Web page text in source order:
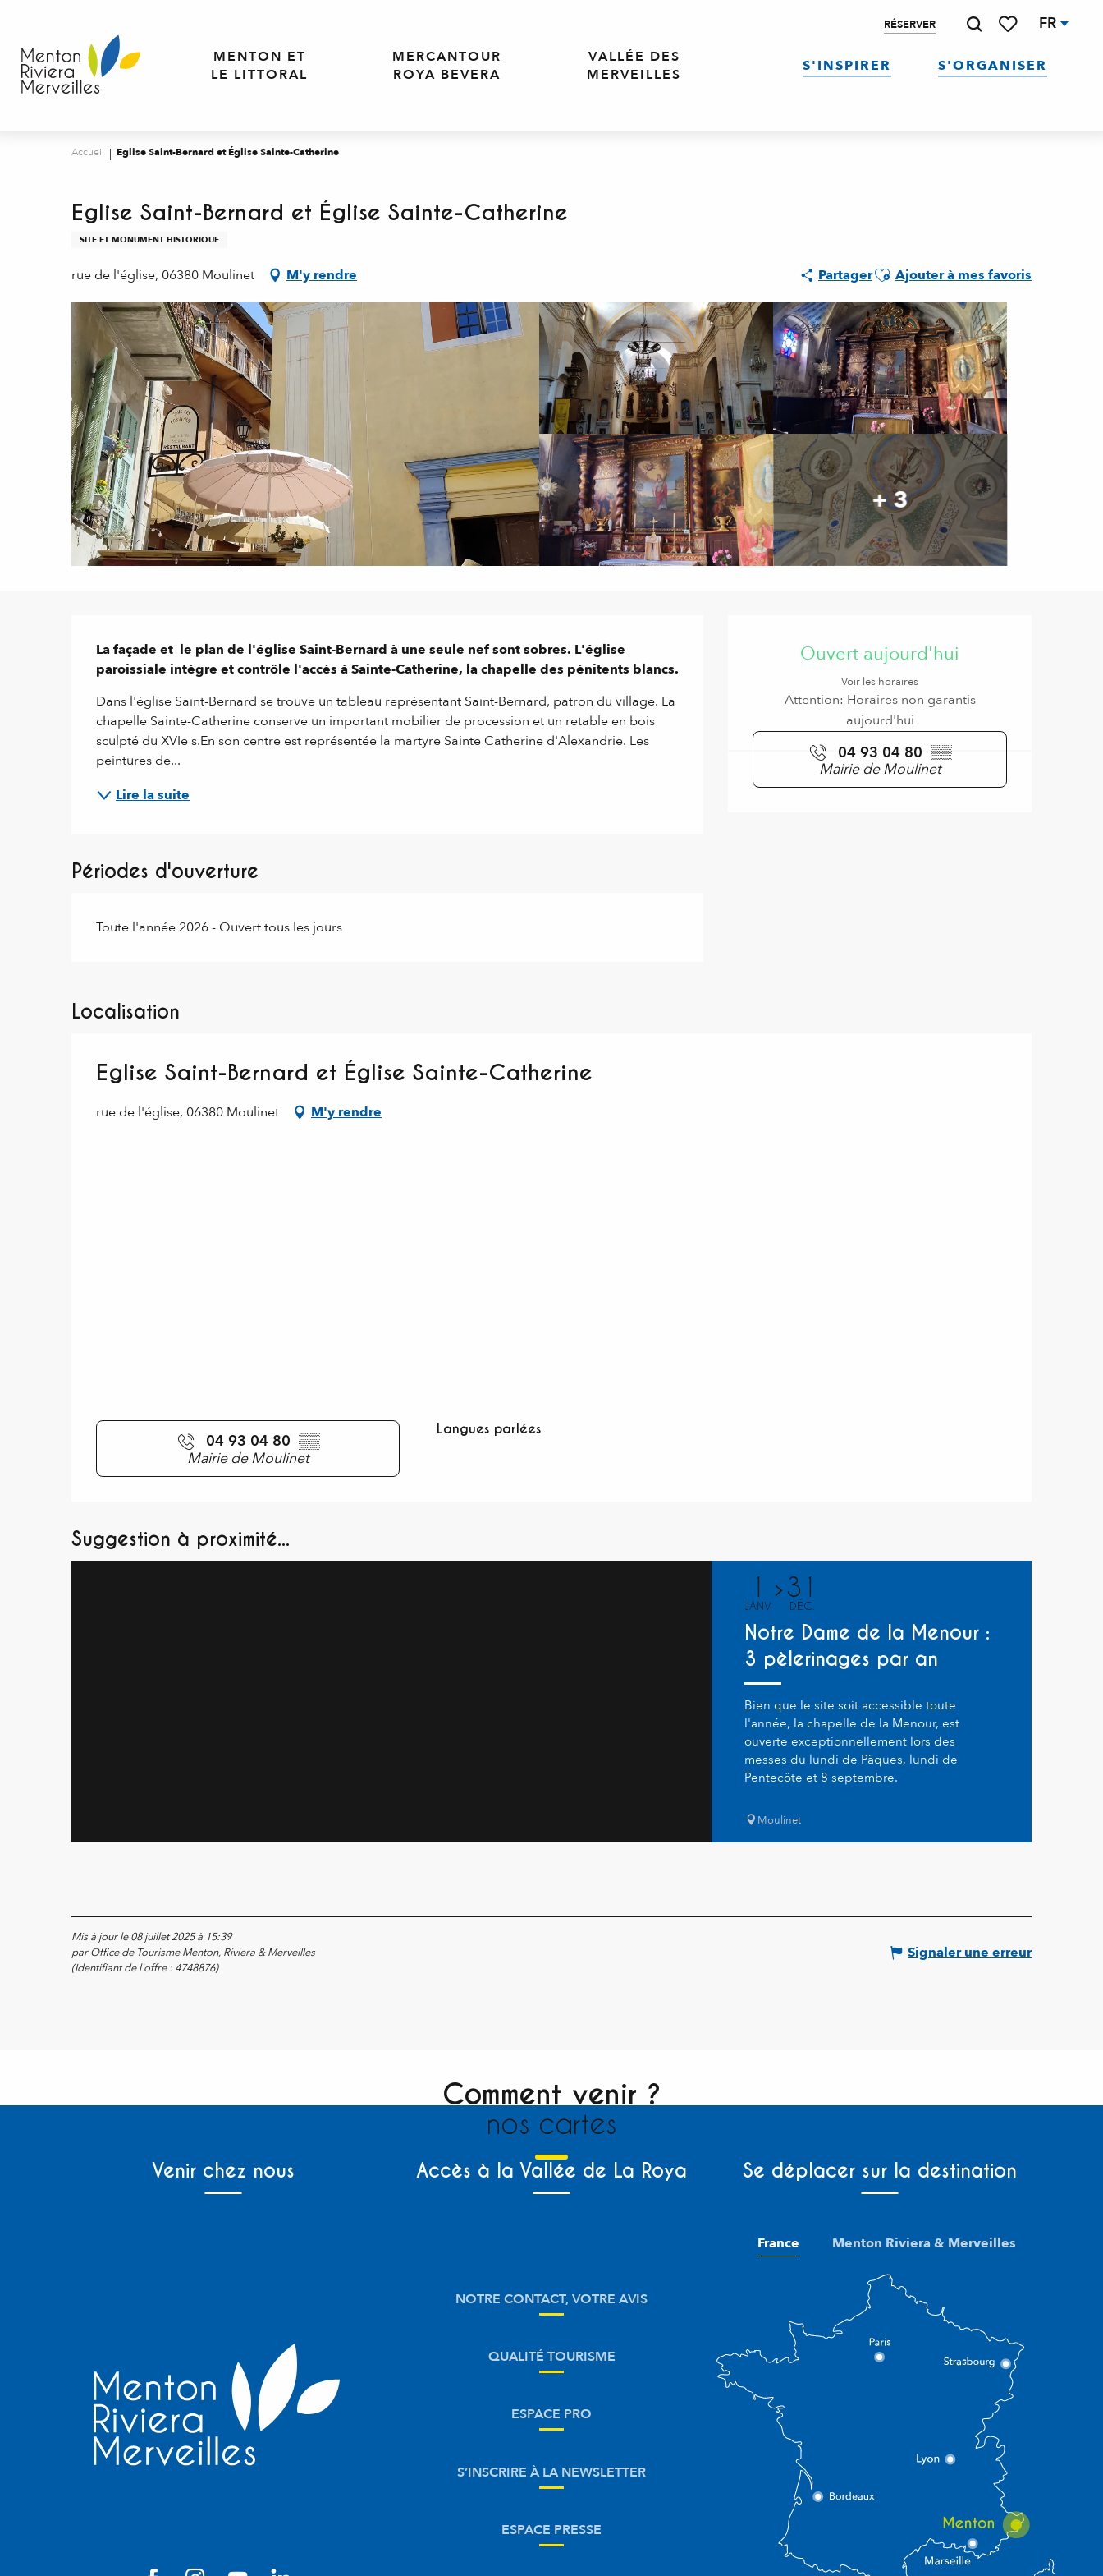
contenu
principal
RÉSERVER FR
MENTON ET
LE LITTORAL
MERCANTOUR
ROYA BEVERA
VALLÉE DES
MERVEILLES
S'INSPIRER S'ORGANISER
Accueil Eglise Saint-Bernard et Église Sainte-Catherine
Eglise Saint-Bernard et Église Sainte-Catherine
SITE ET MONUMENT HISTORIQUE
rue de l'église, 06380 Moulinet M'y rendre PartagerAjouter aux favoris
Ajouter à mes favoris
+ 3
Ouvert aujourd'hui
Voir les horaires
Attention: Horaires non garantis
aujourd'hui
04 93 04 80 ▒▒
Mairie de Moulinet
Description
La façade et  le plan de l'église Saint-Bernard à une seule nef sont sobres. L'église
paroissiale intègre et contrôle l'accès à Sainte-Catherine, la chapelle des pénitents blancs.
Dans l'église Saint-Bernard se trouve un tableau représentant Saint-Bernard, patron du village. La
chapelle Sainte-Catherine conserve un important mobilier de procession et un retable en bois
sculpté du XVIe s.En son centre est représentée la martyre Sainte Catherine d'Alexandrie. Les
peintures de...
Lire la suite
Périodes d'ouverture
Toute l'année 2026 - Ouvert tous les jours
Localisation
Eglise Saint-Bernard et Église Sainte-Catherine
rue de l'église, 06380 Moulinet M'y rendre
04 93 04 80 ▒▒
Mairie de Moulinet
Langues parlées
Langues parlées
Suggestion à proximité...
1
JANV.
31
DÉC.
Notre Dame de la Menour :
3 pèlerinages par an
Bien que le site soit accessible toute
l'année, la chapelle de la Menour, est
ouverte exceptionnellement lors des
messes du lundi de Pâques, lundi de
Pentecôte et 8 septembre.
Moulinet
Mis à jour le 08 juillet 2025 à 15:39
par Office de Tourisme Menton, Riviera & Merveilles
(Identifiant de l'offre : 4748876)
Signaler une erreur
Comment venir ?
nos cartes
Venir chez nous Accès à la Vallée de La Roya Se déplacer sur la destination
NOTRE CONTACT, VOTRE AVIS
QUALITÉ TOURISME
ESPACE PRO
S’INSCRIRE À LA NEWSLETTER
ESPACE PRESSE
France Menton Riviera & Merveilles